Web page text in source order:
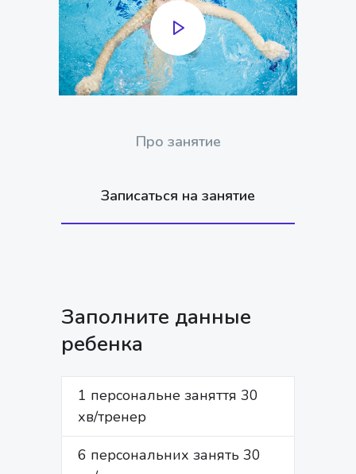
Про занятие
Записаться на занятие
Заполните данные
ребенка
ИМЯ *
1 персональне заняття 30
хв/тренер
6 персональних занять 30